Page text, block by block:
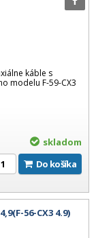
káble s
modelu F-59-CX3
skladom
Do košíka
56-CX3 4.9)